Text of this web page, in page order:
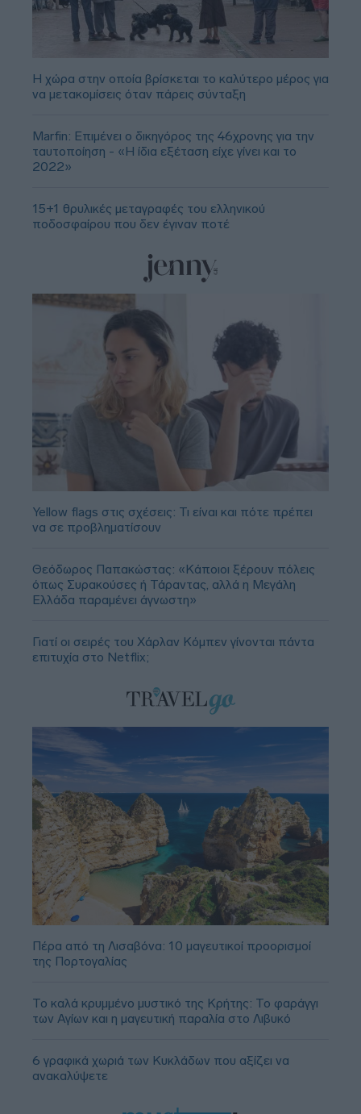
Η χώρα στην οποία βρίσκεται το καλύτερο μέρος για
να μετακομίσεις όταν πάρεις σύνταξη
Marfin: Επιμένει ο δικηγόρος της 46χρονης για την
ταυτοποίηση - «Η ίδια εξέταση είχε γίνει και το
2022»
15+1 θρυλικές μεταγραφές του ελληνικού
ποδοσφαίρου που δεν έγιναν ποτέ
Yellow flags στις σχέσεις: Τι είναι και πότε πρέπει
να σε προβληματίσουν
Θεόδωρος Παπακώστας: «Κάποιοι ξέρουν πόλεις
όπως Συρακούσες ή Τάραντας, αλλά η Μεγάλη
Ελλάδα παραμένει άγνωστη»
Γιατί οι σειρές του Χάρλαν Κόμπεν γίνονται πάντα
επιτυχία στο Netflix;
Πέρα από τη Λισαβόνα: 10 μαγευτικοί προορισμοί
της Πορτογαλίας
Το καλά κρυμμένο μυστικό της Κρήτης: Το φαράγγι
των Αγίων και η μαγευτική παραλία στο Λιβυκό
6 γραφικά χωριά των Κυκλάδων που αξίζει να
ανακαλύψετε